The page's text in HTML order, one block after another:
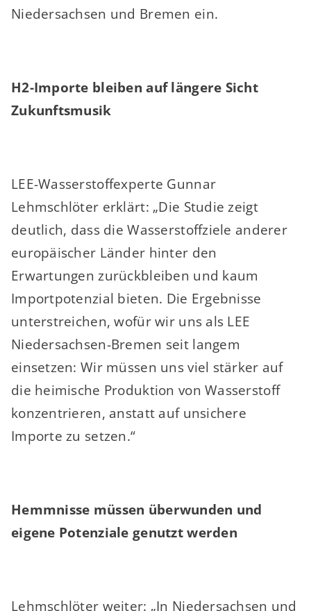
Niedersachsen und Bremen ein.
H2-Importe bleiben auf längere Sicht
Zukunftsmusik
LEE-Wasserstoffexperte Gunnar
Lehmschlöter erklärt: „Die Studie zeigt
deutlich, dass die Wasserstoffziele anderer
europäischer Länder hinter den
Erwartungen zurückbleiben und kaum
Importpotenzial bieten. Die Ergebnisse
unterstreichen, wofür wir uns als LEE
Niedersachsen-Bremen seit langem
einsetzen: Wir müssen uns viel stärker auf
die heimische Produktion von Wasserstoff
konzentrieren, anstatt auf unsichere
Importe zu setzen.“
Hemmnisse müssen überwunden und
eigene Potenziale genutzt werden
Lehmschlöter weiter: „In Niedersachsen und